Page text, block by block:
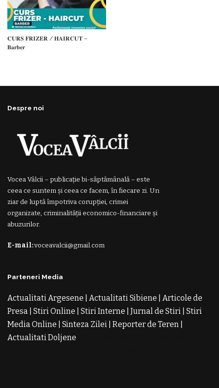
𝐂𝐔𝐑𝐒 𝐅𝐑𝐈𝐙𝐄𝐑 / 𝐇𝐀𝐈𝐑𝐂𝐔𝐓 –
𝐁𝐚𝐫𝐛𝐞𝐫
Despre noi
Vocea Vâlcii – publicație bi-săptămânală – este
ceea ce suntem și ceea ce facem, în fiecare zi. Un
ziar de luptă împotriva corupției, crimei
organizate, criminalității economico-financiare și
abuzurilor.
E-mail:voceavalcii@gmail.com
Parteneri Media
Actualitati Argesene Actualitati Sibiene
Articole de
Presa Stiri Online Stiri Interne Jurnal de Stiri Stiri
Media Online
Sinteza Zilei Reporter de Teren
Actualitati Doljene